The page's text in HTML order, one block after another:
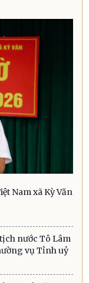
Nam xã Kỳ Văn
nước Tô Lâm
vụ Tỉnh uỷ